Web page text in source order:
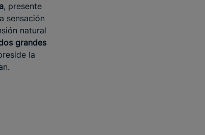
, presente
sensación
natural
grandes
la